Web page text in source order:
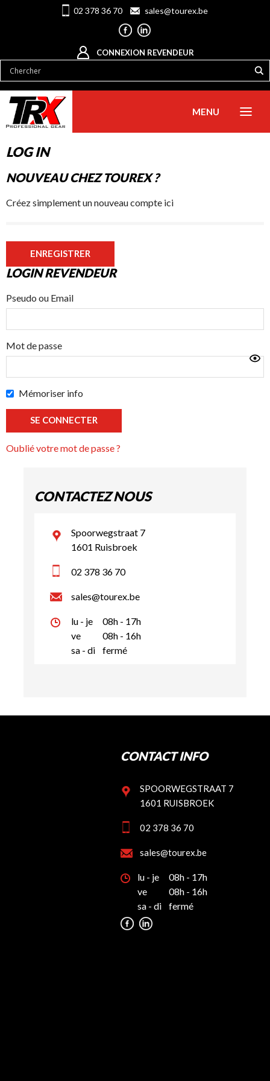
02 378 36 70 sales@tourex.be
CONNEXION REVENDEUR
MENU
LOG IN
NOUVEAU CHEZ TOUREX ?
Créez simplement un nouveau compte ici
ENREGISTRER
LOGIN REVENDEUR
Pseudo ou Email
Mot de passe
Mémoriser info
Oublié votre mot de passe ?
CONTACTEZ NOUS
Spoorwegstraat 7
1601 Ruisbroek
02 378 36 70
sales@tourex.be
lu - je
08h - 17h
ve
08h - 16h
sa - di
fermé
CONTACT INFO
SPOORWEGSTRAAT 7
1601 RUISBROEK
02 378 36 70
sales@tourex.be
lu - je
08h - 17h
ve
08h - 16h
sa - di
fermé